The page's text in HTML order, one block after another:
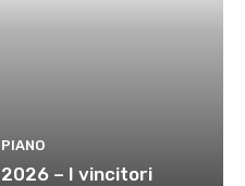
– I vincitori